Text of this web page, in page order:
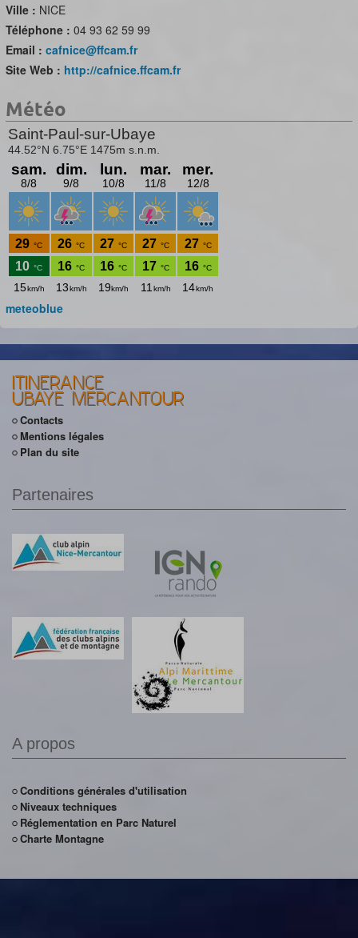
Ville : NICE
Téléphone : 04 93 62 59 99
Email : cafnice@ffcam.fr
Site Web : http://cafnice.ffcam.fr
Météo
meteoblue
ITINERANCE
UBAYE MERCANTOUR
Contacts
Mentions légales
Plan du site
Partenaires
A propos
Conditions générales d'utilisation
Niveaux techniques
Réglementation en Parc Naturel
Charte Montagne